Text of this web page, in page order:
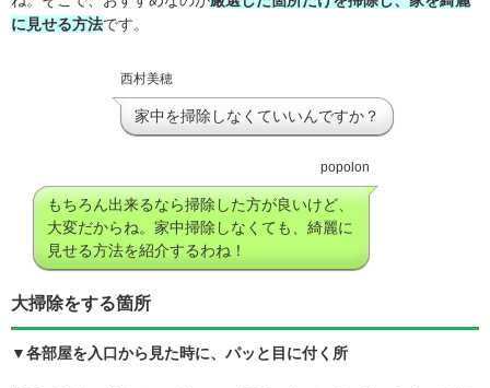
に見せる方法です。
西村美穂
家中を掃除しなくていいんですか？
popolon
もちろん出来るなら掃除した方が良いけど、
大変だからね。家中掃除しなくても、綺麗に
見せる方法を紹介するわね！
大掃除をする箇所
▼各部屋を入口から見た時に、パッと目に付く所